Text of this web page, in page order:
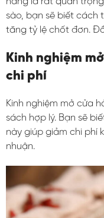
sào, bạn sẽ biết cách
tăng tỷ lệ chốt đơn.
Kinh nghiệm
chi phí
Kinh nghiệm mở cửa
sách hợp lý. Bạn sẽ
này giúp giảm chi phí
nhuận.